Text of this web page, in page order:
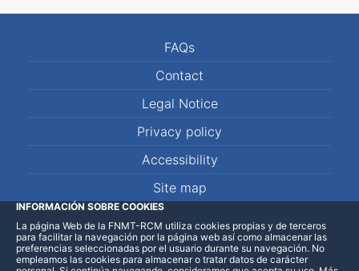
FAQs
Contact
Legal Notice
Privacy policy
Accessibility
Site map
LinkedInFacebookWhatsApp
INFORMACIÓN SOBRE COOKIES
La página Web de la FNMT-RCM utiliza cookies propias y de terceros
para facilitar la navegación por la página web así como almacenar las
preferencias seleccionadas por el usuario durante su navegación. No
empleamos las cookies para almacenar o tratar datos de carácter